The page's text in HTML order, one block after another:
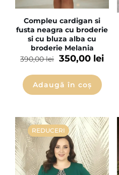
Compleu cardigan si
fusta neagra cu broderie
si cu bluza alba cu
broderie Melania
390,00lei 350,00 lei
Adaugă în coș
REDUCERI